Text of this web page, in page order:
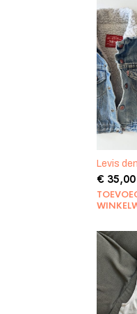
Levis
€35,00